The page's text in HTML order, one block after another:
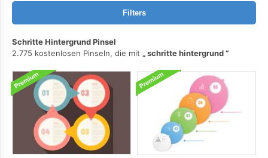
Filters
Schritte Hintergrund Pinsel
2.775 kostenlosen Pinseln, die mit
schritte hintergrund